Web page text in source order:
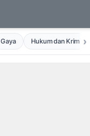
Gaya Hukum dan ›